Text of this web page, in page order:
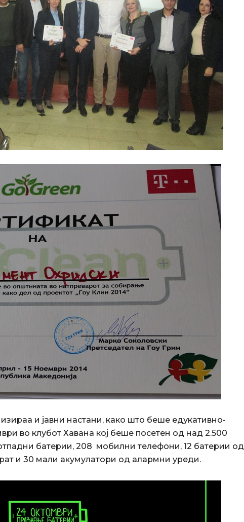
и јавни настани, како што беше едукативно-
во клубот Хавана кој беше посетен од над 2.500
батерии, 208 мобилни телефони, 12 батерии од
и 30 мали акумулатори од алармни уреди.